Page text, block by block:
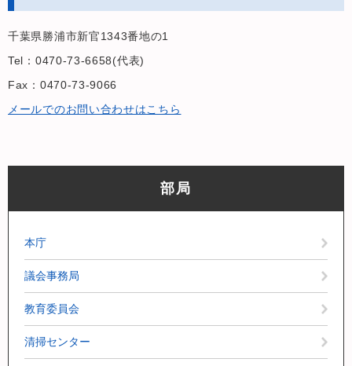
千葉県勝浦市新官1343番地の1
Tel：0470-73-6658 代表
Fax：0470-73-9066
メールでのお問い合わせはこちら
部局
本庁
議会事務局
教育委員会
清掃センター